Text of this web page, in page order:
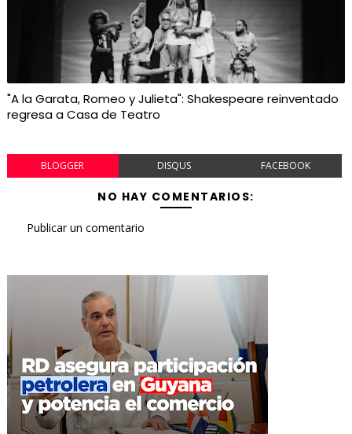
"A la Garata, Romeo y Julieta": Shakespeare reinventado
regresa a Casa de Teatro
BLOGGER DISQUS FACEBOOK
NO HAY COMENTARIOS:
Publicar un comentario